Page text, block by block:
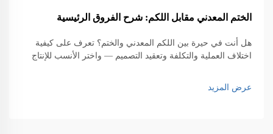
الختم المعدني مقابل اللكم: شرح الفروق الرئيسية
هل أنت في حيرة بين اللكم المعدني والختم؟ تعرف على كيفية
اختلاف العملية والتكلفة وتعقيد التصميم — واختر الأنسب للإنتاج
عرض المزيد